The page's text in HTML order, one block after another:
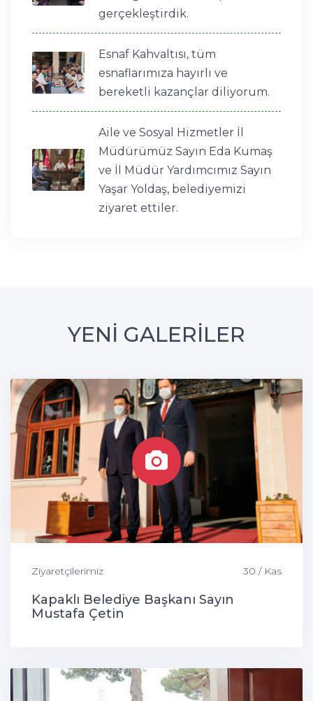
gerçekleştirdik.
Esnaf Kahvaltısı, tüm
esnaflarımıza hayırlı ve
bereketli kazançlar diliyorum.
Aile ve Sosyal Hizmetler İl
Müdürümüz Sayın Eda Kumaş
ve İl Müdür Yardımcımız Sayın
Yaşar Yoldaş, belediyemizi
ziyaret ettiler.
YENİ GALERİLER
Ziyaretçilerimiz 30 / Kas
Kapaklı Belediye Başkanı Sayın
Mustafa Çetin